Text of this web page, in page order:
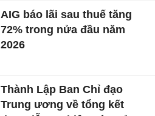
AIG báo lãi sau thuế tăng
72% trong nửa đầu năm
2026
Thành Lập Ban Chỉ đạo
Trung ương về tổng kết